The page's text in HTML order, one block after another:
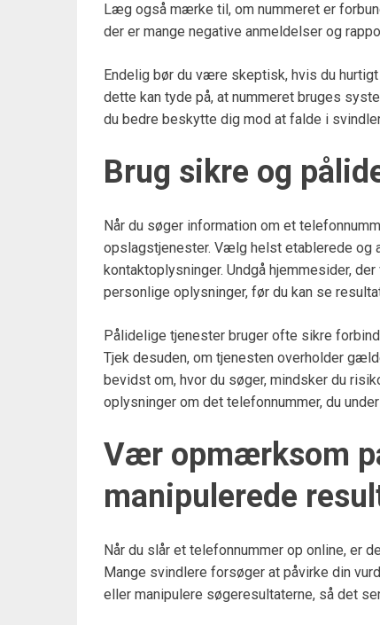
Læg også mærke til, om nummeret er
der er mange negative anmeldelser og
Endelig bør du være skeptisk, hvis du
dette kan tyde på, at nummeret bruges
du bedre beskytte dig mod at falde i
Brug sikre og
Når du søger information om et
opslagstjenester. Vælg helst etablerede og
kontaktoplysninger. Undgå hjemmesider,
personlige oplysninger, før du kan se
Pålidelige tjenester bruger ofte sikre
Tjek desuden, om tjenesten overholder
bevidst om, hvor du søger, mindsker du
oplysninger om det telefonnummer, du
Vær opmærksom
manipulerede
Når du slår et telefonnummer op online, er
Mange svindlere forsøger at påvirke din
eller manipulere søgeresultaterne, så det